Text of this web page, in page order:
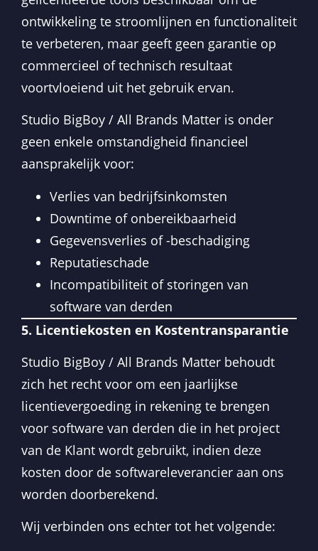
ontwikkeling te stroomlijnen en functionaliteit
te verbeteren, maar geeft geen garantie op
commercieel of technisch resultaat
voortvloeiend uit het gebruik ervan.
Studio BigBoy / All Brands Matter is onder
geen enkele omstandigheid financieel
aansprakelijk voor:
Verlies van bedrijfsinkomsten
Downtime of onbereikbaarheid
Gegevensverlies of -beschadiging
Reputatieschade
Incompatibiliteit of storingen van
software van derden
5. Licentiekosten en Kostentransparantie
Studio BigBoy / All Brands Matter behoudt
zich het recht voor om een jaarlijkse
licentievergoeding in rekening te brengen
voor software van derden die in het project
van de Klant wordt gebruikt, indien deze
kosten door de softwareleverancier aan ons
worden doorberekend.
Wij verbinden ons echter tot het volgende: